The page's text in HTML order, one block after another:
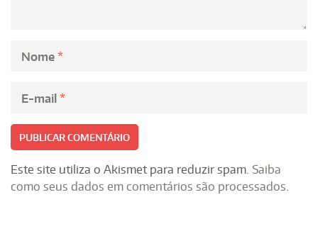
Nome *
E-mail *
Este site utiliza o Akismet para reduzir spam. Saiba
como seus dados em comentários são processados